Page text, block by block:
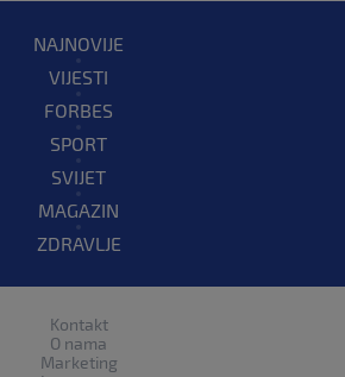
NAJNOVIJE
VIJESTI
FORBES
SPORT
SVIJET
MAGAZIN
ZDRAVLJE
Kontakt
O nama
Marketing